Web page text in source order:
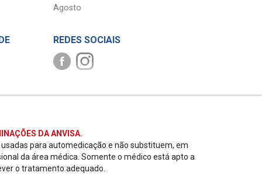
Agosto
REDES SOCIAIS
DA ANVISA.
para automedicação e não substituem, em
da área médica. Somente o médico está apto a
o tratamento adequado.